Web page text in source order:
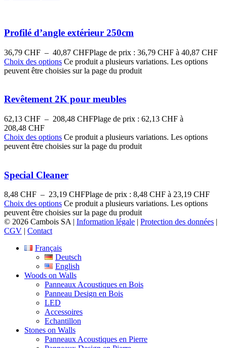
Profilé d’angle extérieur 250cm
36,79 CHF – 40,87 CHFPlage de prix : 36,79 CHF à 40,87 CHF
Choix des options Ce produit a plusieurs variations. Les options
peuvent être choisies sur la page du produit
Revêtement 2K pour meubles
62,13 CHF – 208,48 CHFPlage de prix : 62,13 CHF à
208,48 CHF
Choix des options Ce produit a plusieurs variations. Les options
peuvent être choisies sur la page du produit
Special Cleaner
8,48 CHF – 23,19 CHFPlage de prix : 8,48 CHF à 23,19 CHF
Choix des options Ce produit a plusieurs variations. Les options
peuvent être choisies sur la page du produit
© 2026 Cambois SA | Information légale | Protection des données |
CGV | Contact
Français
Deutsch
English
Woods on Walls
Panneaux Acoustiques en Bois
Panneau Design en Bois
LED
Accessoires
Echantillon
Stones on Walls
Panneaux Acoustiques en Pierre